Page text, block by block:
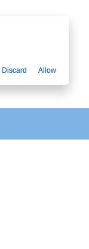
Discard Allow